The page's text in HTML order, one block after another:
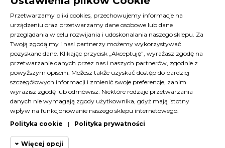
O nas
FAQ
Terminy szkoleń Diana
Materiały do pobrania
Kontakt z nami
Program lojalnościowy
KONTAKT
Przetwarzamy pliki cookies, przechowujemy informacje na
urządzeniu oraz przetwarzamy dane osobowe lub dane
przeglądania w celu rozwijania i udoskonalania naszego sklepu. Za
Twoją zgodą my i nasi partnerzy możemy wykorzystywać
pozyskane dane. Klikając przycisk „Akceptuję”, wyrażasz zgodę na
przetwarzanie danych przez nas i naszych partnerów, zgodnie z
powyższym opisem. Możesz także uzyskać dostęp do bardziej
szczegółowych informacji i zmienić swoje preferencje, zanim
wyrazisz zgodę lub odmówisz. Niektóre rodzaje przetwarzania
danych nie wymagają zgody użytkownika, gdyż mają istotny
wpływ na funkcjonowanie naszego sklepu internetowego.
Polityka cookie
| Polityka prywatności
Więcej opcji